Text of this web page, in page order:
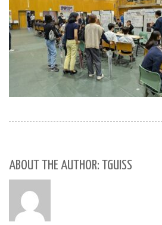
ABOUT THE AUTHOR: TGUISS